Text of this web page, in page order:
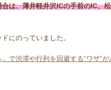
は、薄井軽井沢ICの手前のIC、
にのっていました。
で渋滞や行列を回避する“ワザ”が